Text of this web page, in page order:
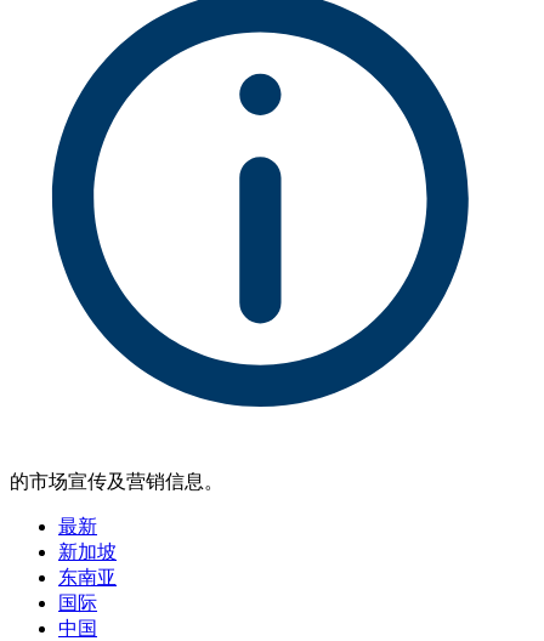
的市场宣传及营销信息。
最新
新加坡
东南亚
国际
中国